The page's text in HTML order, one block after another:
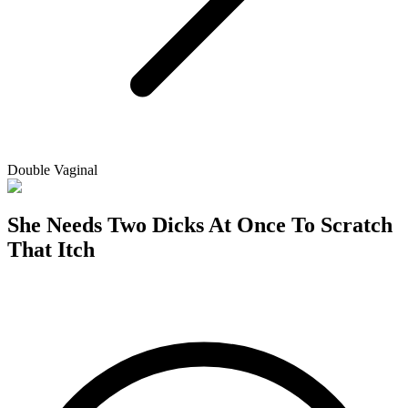
Double Vaginal
She Needs Two Dicks At Once To Scratch
That Itch